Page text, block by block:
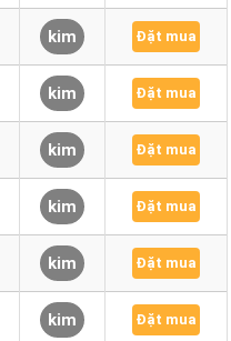
kim Đặt mua
kim Đặt mua
kim Đặt mua
kim Đặt mua
kim Đặt mua
kim Đặt mua